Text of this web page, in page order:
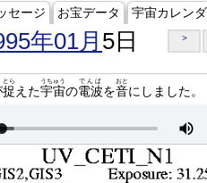
セージ お宝データ 宇宙カレン
年01月 5日 >
捉
とら
えた宇宙
うちゅう
の電波
でんぱ
を音
おと
にしました。